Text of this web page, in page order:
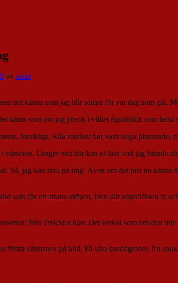
av nisse
det känns som jag blir sämre för var dag som går.
känts som om jag precis i vilket ögonblick som
försiktigt. Alla rörelser har varit noga planerade,
vårsolen. Längre ned här kan ni läsa vad jag hittade
Så, jag kan röra på mig. Även om det just nu känns
som för ett attans oväsen. Den där köksfläkten är
från TrekStor klar. Det verkar som om den
första vårormen på bild. På våra breddgrader. En